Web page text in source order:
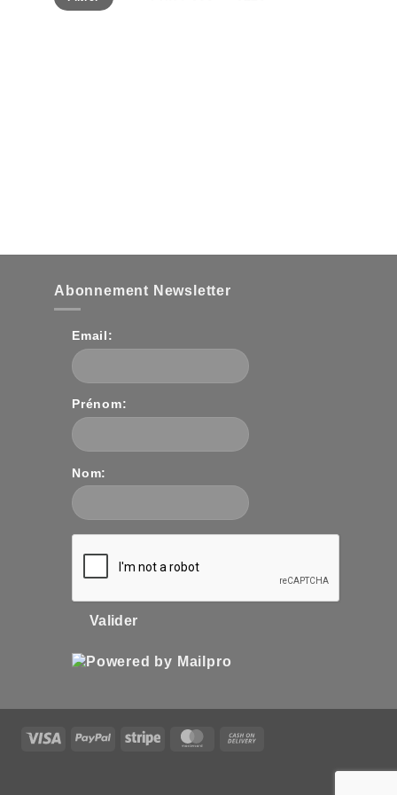
Abonnement Newsletter
Email:
Prénom:
Nom:
Valider
Visa PayPal Stripe MasterCard